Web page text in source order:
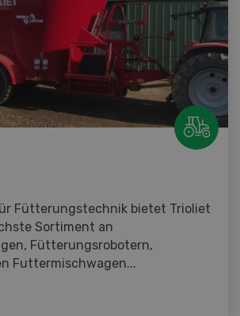
Fütterungstechnik bietet Trioliet
Sortiment an
Fütterungsrobotern,
Futtermischwagen...